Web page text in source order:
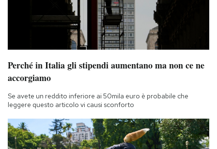
Perché in Italia gli stipendi aumentano ma non ce ne
accorgiamo
Se avete un reddito inferiore ai 50mila euro è probabile che
leggere questo articolo vi causi sconforto